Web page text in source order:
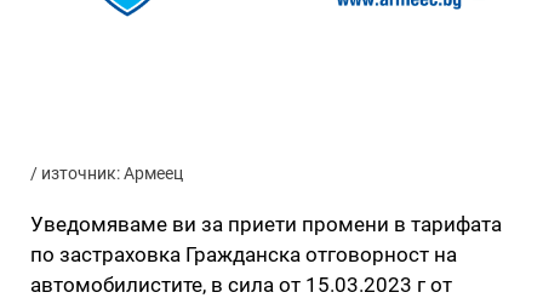
/ източник: Армеец
Уведомяваме ви за приети промени в тарифата
по застраховка Гражданска отговорност на
автомобилистите, в сила от 15.03.2023 г от